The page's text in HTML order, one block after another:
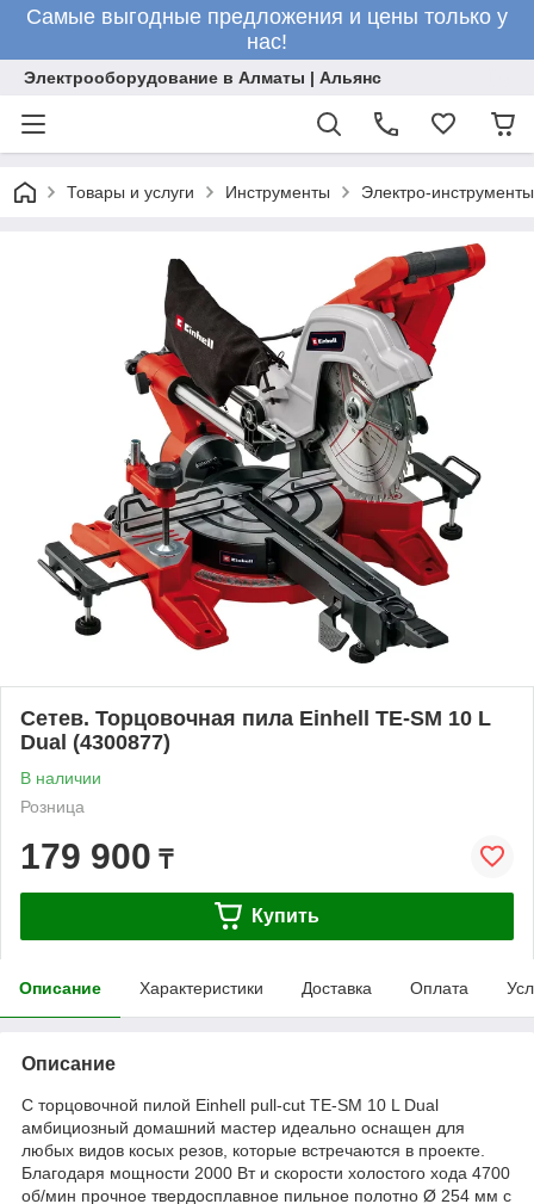
Самые выгодные предложения и цены только у
нас!
Электрооборудование в Алматы | Альянс
Товары и услуги Инструменты Электро-
Сетев. Торцовочная пила Einhell TE-SM 10 L
Dual (4300877)
В наличии
Розница
179 900 ₸
Купить
Описание Характеристики Доставка Оплата
Описание
С торцовочной пилой Einhell pull-cut TE-SM 10 L Dual
амбициозный домашний мастер идеально оснащен для
любых видов косых резов, которые встречаются в проекте.
Благодаря мощности 2000 Вт и скорости холостого хода 4700
об/мин прочное твердосплавное пильное полотно Ø 254 мм с